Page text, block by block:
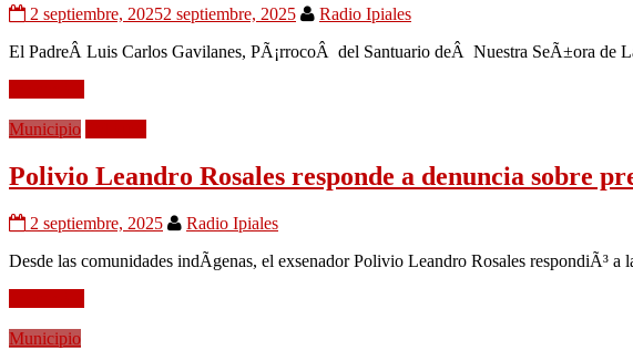
2 septiembre, 20252 septiembre, 2025
Radio Ipiales
El PadreÂ Luis Carlos Gavilanes, PÃ¡rrocoÂ del Santuario deÂ Nuestra SeÃ±ora de
Municipio
Polivio Leandro Rosales responde a denuncia sobre
2 septiembre, 2025
Radio Ipiales
Desde las comunidades indÃ­genas, el exsenador Polivio Leandro Rosales respondiÃ³
Municipio